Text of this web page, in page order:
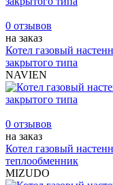
0 отзывов
на заказ
Котел газовый
закрытого типа
NAVIEN
0 отзывов
на заказ
Котел газовый
теплообменник
MIZUDO